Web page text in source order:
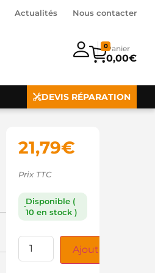
Actualités Nous contacter
0,00€
0
DEVIS RÉPARATION
21,79€
Prix TTC
Disponible (
10 en stock )
Ajouter au